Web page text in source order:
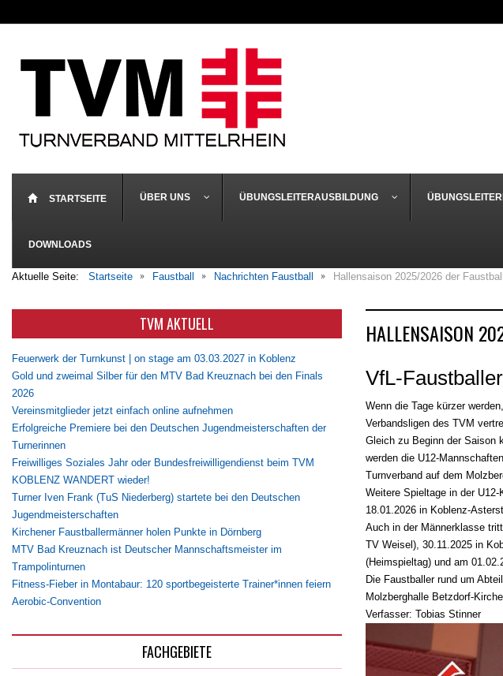
STARTSEITE ÜBER UNS ÜBUNGSLEITERAUSBILDUNG
DOWNLOADS
Aktuelle Seite: Startseite Faustball Nachrichten Faustball Hallensaison 2025/2026 der
HALLENSAISON
VfL-
Wenn die Tage kürzer
Verbandsligen des TVM
Gleich zu Beginn der Saison
werden die U12-
Turnverband auf dem
Weitere Spieltage in der
18.01.2026 in Koblenz-
Auch in der Männerklasse
TV Weisel), 30.11.2025 in
(Heimspieltag) und am
Die Faustballer rund um
Molzberghalle Betzdorf-
Verfasser: Tobias Stinner
TVM AKTUELL
Feuerwerk der Turnkunst | on stage am 03.03.2027 in Koblenz
Gold und zweimal Silber für den MTV Bad Kreuznach bei den Finals
2026
Vereinsmitglieder jetzt einfach online aufnehmen
Erfolgreiche Premiere bei den Deutschen Jugendmeisterschaften der
Turnerinnen
Freiwilliges Soziales Jahr oder Bundesfreiwilligendienst beim TVM
KOBLENZ WANDERT wieder!
Turner Iven Frank (TuS Niederberg) startete bei den Deutschen
Jugendmeisterschaften
Kirchener Faustballermänner holen Punkte in Dörnberg
MTV Bad Kreuznach ist Deutscher Mannschaftsmeister im
Trampolinturnen
Fitness-Fieber in Montabaur: 120 sportbegeisterte Trainer*innen feiern
Aerobic-Convention
FACHGEBIETE